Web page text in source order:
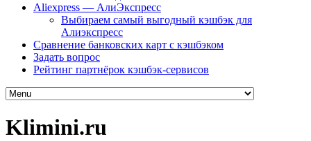
Aliexpress — АлиЭкспресс
Выбираем самый выгодный кэшбэк для
Алиэкспресс
Сравнение банковских карт с кэшбэком
Задать вопрос
Рейтинг партнёрок кэшбэк-сервисов
Klimini.ru